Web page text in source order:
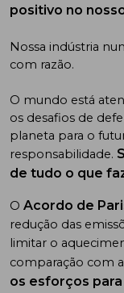
positivo no
Nossa indústria
com razão.
O mundo está
os desafios de
planeta para o
responsabilidade.
de tudo o que
O Acordo de
redução das
limitar o
comparação com
os esforços para